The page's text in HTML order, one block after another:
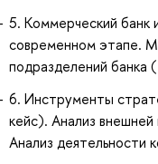
5. Коммерческий банк
современном этапе.
подразделений банка
6. Инструменты
кейс). Анализ
Анализ деятельности